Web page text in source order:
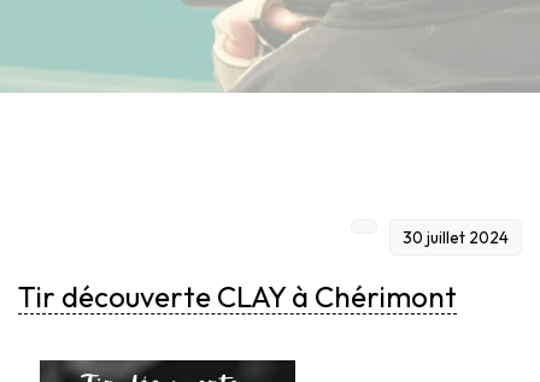
30 juillet 2024
Tir découverte CLAY à Chérimont